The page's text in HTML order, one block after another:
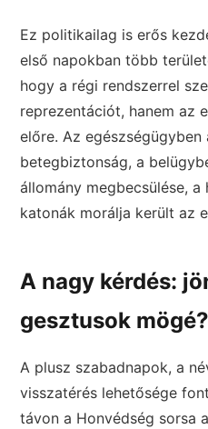
Ez politikailag is erős
első napokban több
hogy a régi rendszerrel
reprezentációt, hanem az
előre. Az
betegbiztonság, a
állomány megbecsülése,
katonák morálja került az
A nagy kérdés:
gesztusok mögé?
A plusz szabadnapok, a
visszatérés lehetősége
távon a Honvédség sorsa